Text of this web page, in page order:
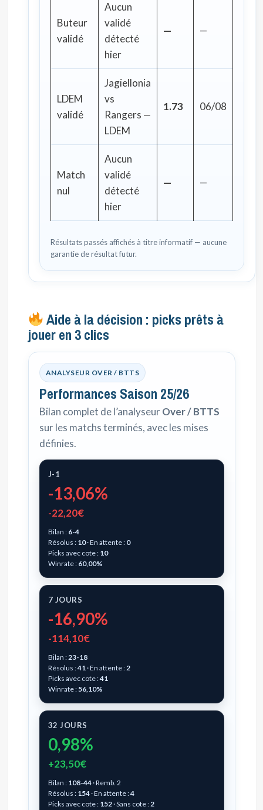
Buteur
validé
Aucun
validé
détecté
hier
— —
LDEM
validé
Jagiellonia
vs
Rangers —
LDEM
1.73 06/08
Match
nul
Aucun
validé
détecté
hier
— —
Résultats passés affichés à titre informatif — aucune
garantie de résultat futur.
Aide à la décision : picks prêts à
jouer en 3 clics
ANALYSEUR OVER / BTTS
Performances Saison 25/26
Bilan complet de l’analyseurOver / BTTS
sur les matchs terminés, avec les mises
définies.
J-1
-13,06%
-22,20€
Bilan : 6-4
Résolus : 10· En attente : 0
Picks avec cote : 10
Winrate : 60,00%
7 JOURS
-16,90%
-114,10€
Bilan : 23-18
Résolus :41 · En attente : 2
Picks avec cote :41
Winrate : 56,10%
32 JOURS
0,98%
+23,50€
Bilan : 108-44· Remb. 2
Résolus : 154· En attente :4
Picks avec cote : 152· Sans cote : 2